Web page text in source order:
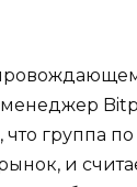
что группа
и